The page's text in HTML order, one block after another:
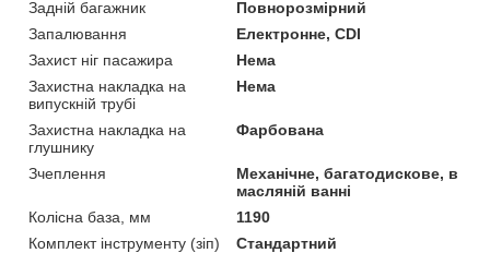
Задній багажник
Повнорозмірний
Запалювання
Електронне, CDI
Захист ніг пасажира
Нема
Захистна накладка на
випускній трубі
Нема
Захистна накладка на
глушнику
Фарбована
Зчеплення
Механічне, багатодискове, в
масляній ванні
Колісна база, мм
1190
Комплект інструменту (зіп)
Стандартний